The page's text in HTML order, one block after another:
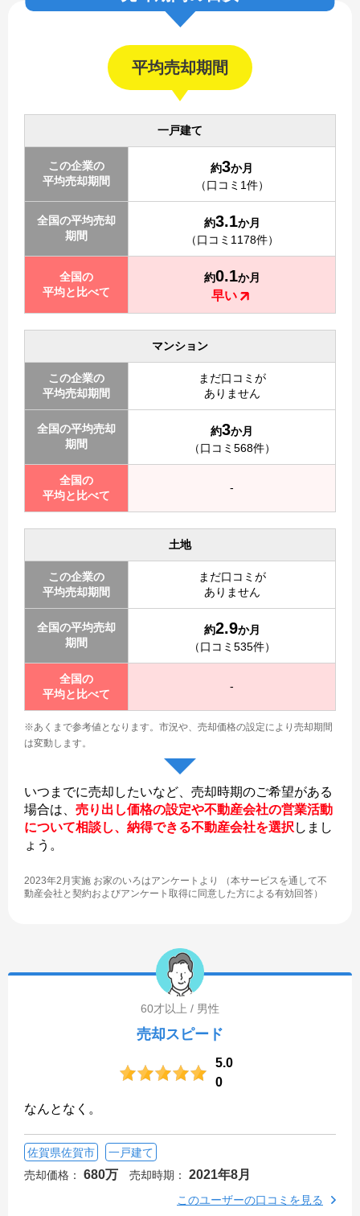
平均売却期間
一戸建て
この企業の
平均売却期間
約3か月
（口コミ1件）
全国の平均売却
期間
約3.1か月
（口コミ1178件）
全国の
平均と比べて
約0.1か月
早い
マンション
この企業の
平均売却期間
まだ口コミが
ありません
全国の平均売却
期間
約3か月
（口コミ568件）
全国の
平均と比べて
-
土地
この企業の
平均売却期間
まだ口コミが
ありません
全国の平均売却
期間
約2.9か月
（口コミ535件）
全国の
平均と比べて
-
※あくまで参考値となります。 市況や、売却価格の設定により売却期間
は変動します。
いつまでに売却したいなど、売却時期のご希望がある
場合は、 売り出し価格の設定や不動産会社の営業活動
について相談し、納得できる不動産会社を選択 しまし
ょう。
2023年2月実施 お家のいろはアンケートより （本サービスを通して不
動産会社と契約およびアンケート取得に同意した方による有効回答）
60才以上 / 男性
売却スピード
5.0
0
なんとなく。
佐賀県佐賀市
一戸建て
売却価格：
680万 売却時期： 2021年8月
このユーザーの口コミを見る